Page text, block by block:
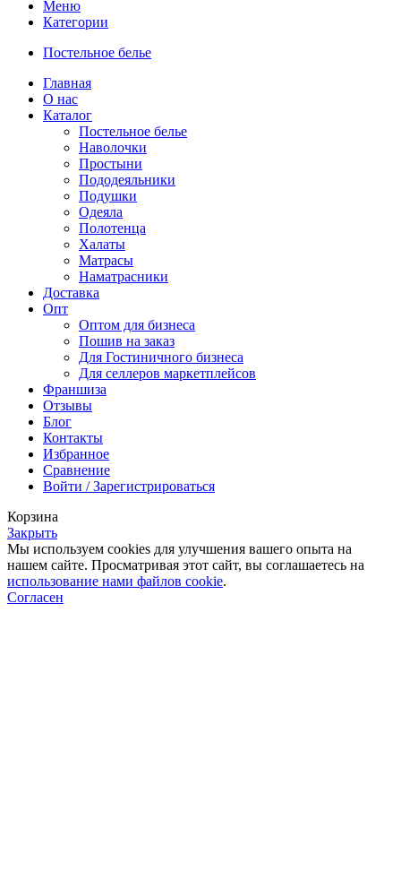
Меню
Категории
Постельное белье
Главная
О нас
Каталог
Постельное белье
Наволочки
Простыни
Пододеяльники
Подушки
Одеяла
Полотенца
Халаты
Матрасы
Наматрасники
Доставка
Опт
Оптом для бизнеса
Пошив на заказ
Для Гостиничного бизнеса
Для селлеров маркетплейсов
Франшиза
Отзывы
Блог
Контакты
Избранное
Сравнение
Войти / Зарегистрироваться
Корзина
Закрыть
Мы используем cookies для улучшения вашего опыта на
нашем сайте. Просматривая этот сайт, вы соглашаетесь на
использование нами файлов cookie.
Согласен